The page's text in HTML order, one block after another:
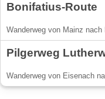
Bonifatius-Route
Wanderweg von Mainz nach
Pilgerweg
Wanderweg von Eisenach